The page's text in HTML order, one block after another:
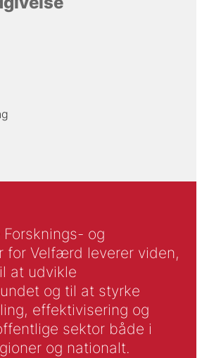
og
for Velfærd leverer viden,
at udvikle
og til at styrke
effektivisering og
sektor både i
og nationalt.